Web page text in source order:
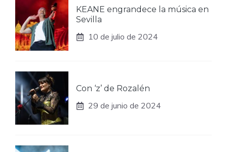
KEANE engrandece la música en
Sevilla
10 de julio de 2024
Con ‘z’ de Rozalén
29 de junio de 2024